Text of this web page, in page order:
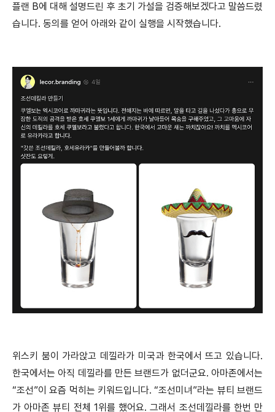
플랜 B에 대해 설명드린 후 초기 가설을 검증해보겠다고 말씀드렸
습니다. 동의를 얻어 아래와 같이 실행을 시작했습니다.
위스키 붐이 가라앉고 데낄라가 미국과 한국에서 뜨고 있습니다.
한국에서는 아직 데낄라를 만든 브랜드가 없더군요. 아마존에서는
“조선”이 요즘 먹히는 키워드입니다. “조선미녀”라는 뷰티 브랜드
가 아마존 뷰티 전체 1위를 했어요. 그래서 조선데낄라를 한번 만